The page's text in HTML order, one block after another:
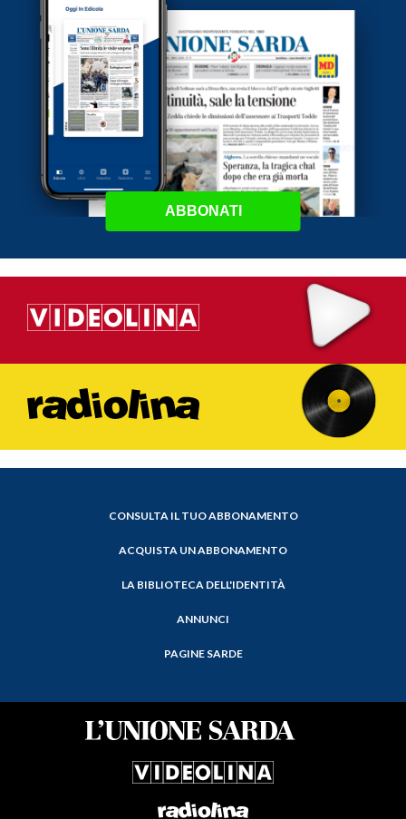
ABBONATI
CONSULTA IL TUO ABBONAMENTO
ACQUISTA UN ABBONAMENTO
LA BIBLIOTECA DELL'IDENTITÀ
ANNUNCI
PAGINE SARDE